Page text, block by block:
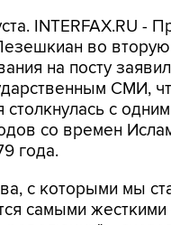
INTERFAX.RU -
во
на посту
СМИ,
столкнулась с
со времен
года.
с которыми мы
самыми